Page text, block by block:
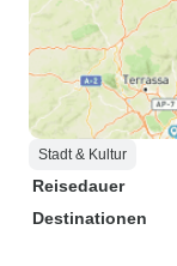
Stadt & Kultur
Reisedauer
Destinationen